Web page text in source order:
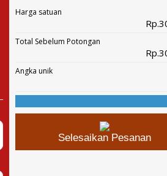
Harga satuan
Total Sebelum Potongan
Angka unik
Selesaikan Pesanan